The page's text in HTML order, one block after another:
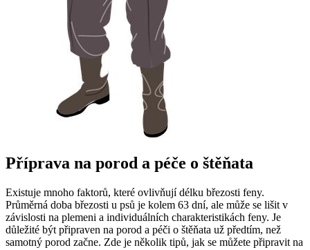
Příprava na porod a péče o štěňata
Existuje mnoho faktorů, které ovlivňují délku březosti feny.
Průměrná doba březosti u psů je kolem 63 dní, ale může se lišit v
závislosti na plemeni a individuálních charakteristikách feny. Je
důležité být připraven na porod a péči o štěňata už předtím, než
samotný porod začne. Zde je několik tipů, jak se můžete připravit na